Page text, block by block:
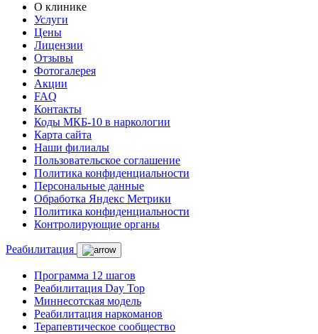
О клинике
Услуги
Цены
Лицензии
Отзывы
Фотогалерея
Акции
FAQ
Контакты
Коды МКБ-10 в наркологии
Карта сайта
Наши филиалы
Пользовательское соглашение
Политика конфиденциальности
Персональные данные
Обработка Яндекс Метрики
Политика конфиденциальности
Контролирующие органы
Реабилитация
Программа 12 шагов
Реабилитация Day Top
Миннесотская модель
Реабилитация наркоманов
Терапевтическое сообщество